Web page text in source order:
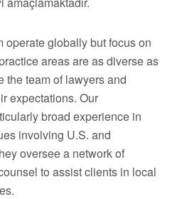
operate globally but focus on
areas are as diverse as
the team of lawyers and
expectations. Our
broad experience in
involving U.S. and
oversee a network of
to assist clients in local